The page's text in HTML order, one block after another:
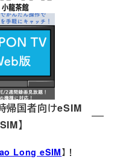
帰国者向けeSIM
】
Long eSIM】！